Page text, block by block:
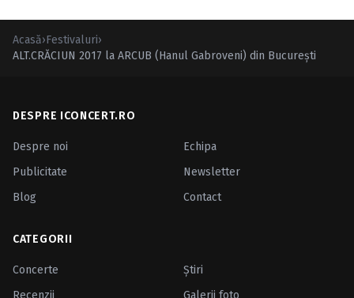
Acasă›Festivaluri›
ALT.CRĂCIUN 2017 la ARCUB (Hanul Gabroveni) din Bucureşti
DESPRE ICONCERT.RO
Despre noi
Echipa
Publicitate
Newsletter
Blog
Contact
CATEGORII
Concerte
Ştiri
Recenzii
Galerii foto